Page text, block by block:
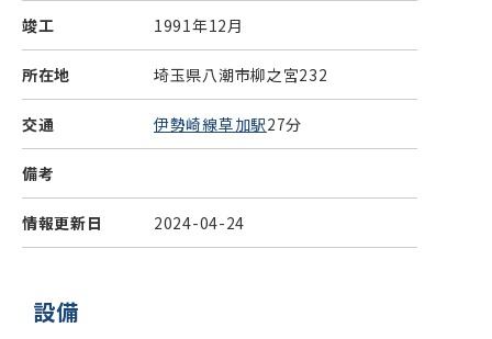
竣工 1991年12月
所在地 埼玉県八潮市柳之宮232
交通 伊勢崎線草加駅27分
備考
情報更新日 2024-04-24
設備